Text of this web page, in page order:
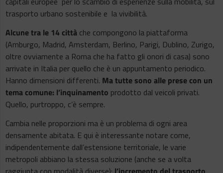
trasporto urbano sostenibile e la vivibilità.
Alcune tra le 14 città che compongono la piattaforma
(Amburgo, Madrid, Amsterdam, Berlino, Parigi, Dublino, Zurigo,
oltre ovviamente a Roma che ha fatto gli onori di casa) sono
arrivate in Italia per quello che è un appuntamento periodico.
Hanno dimensioni differenti. Ma tutte sono alle prese con un
tema comune: l’inquinamento prodotto dal veicoli privati.
Quello, purtroppo, c’è sempre.
Cambia nelle proporzioni ma è un problema di ogni area
densamente abitata. E qui è interessante notare come,
indipendentemente dall’estensione territoriale, le varie
metropoli abbiano la stessa soluzione (anche se a volta